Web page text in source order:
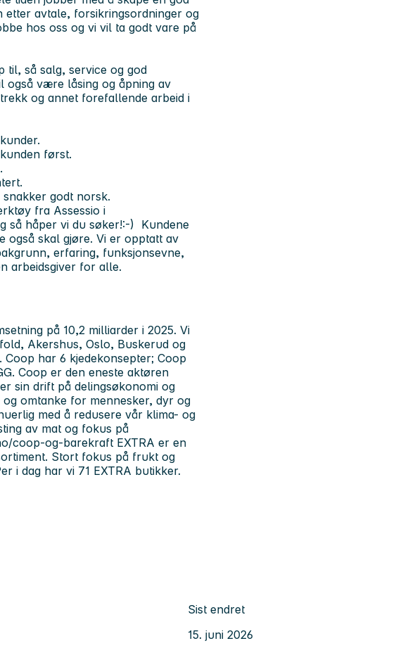
avtale, forsikringsordninger og
hos oss og vi vil ta godt vare på
til, så salg, service og god
også være låsing og åpning av
og annet forefallende arbeid i
kunden først.
godt norsk.
fra Assessio i
så håper vi du søker!:-)
Kundene
også skal gjøre. Vi er opptatt av
erfaring, funksjonsevne,
arbeidsgiver for alle.
på 10,2 milliarder i 2025. Vi
Akershus, Oslo, Buskerud og
har 6 kjedekonsepter; Coop
Coop er den eneste aktøren
sin drift på delingsøkonomi og
omtanke for mennesker, dyr og
med å redusere vår klima- og
av mat og fokus på
coop-og-barekraft EXTRA er en
Stort fokus på frukt og
i dag har vi 71 EXTRA butikker.
Sist endret
15. juni 2026